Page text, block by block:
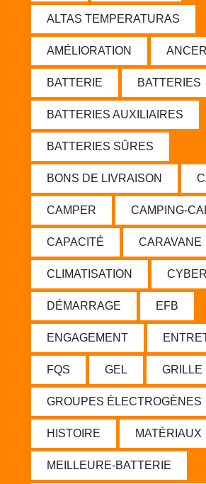
ALTAS TEMPERATURAS
AMÉLIORATION
BATTERIE BATTERIES
BATTERIES AUXILIAIRES
BATTERIES SÛRES
BONS DE LIVRAISON
CAMPER CAMPING-
CAPACITÉ CARAVANE
CLIMATISATION
DÉMARRAGE EFB
ENGAGEMENT
FQS GEL GRILLE
GROUPES ÉLECTROGÈNES
HISTOIRE MATÉRIAUX
MEILLEURE-BATTERIE